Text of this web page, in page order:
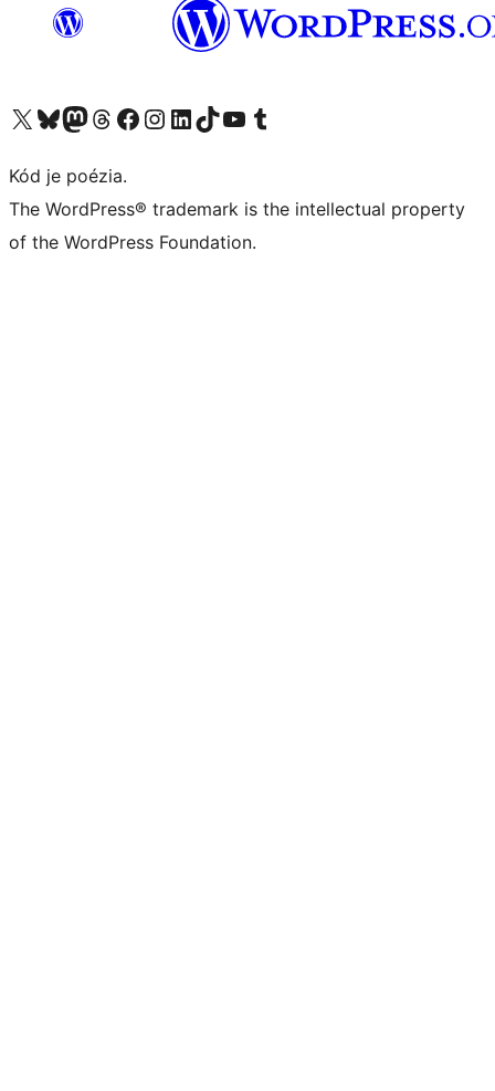
Navštívte náš účet na X (predtým Twitter)
Navštívte náš účet na platforme Bluesky
Navštívte náš účet na Mastodone
Navštívte náš účet na platforme Threads
Navštívte našu stránku na Facebooku
Navštívte náš účet Instagram
Navštívte náš účet LinkedIn
Navštívte náš účet na platforme TikTok
Navštívte náš kanál YouTube
Navštívte náš účet na platforme Tumblr
Kód je poézia.
The WordPress® trademark is the intellectual property
of the WordPress Foundation.